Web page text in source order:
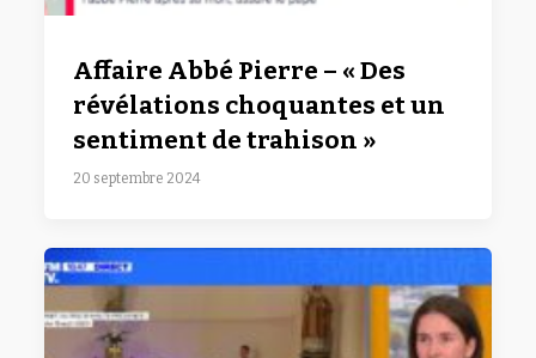
Affaire Abbé Pierre – « Des
révélations choquantes et un
sentiment de trahison »
20 septembre 2024